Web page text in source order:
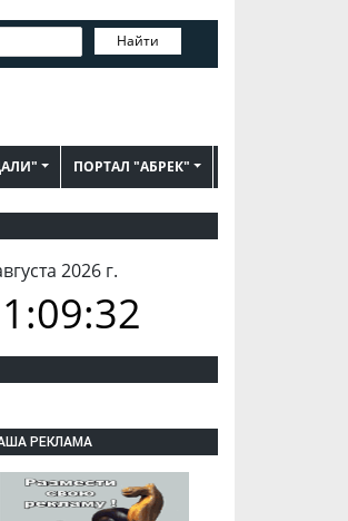
Найти
ПОРТАЛ "АБРЕК"
2026 г.
РЕКЛАМА